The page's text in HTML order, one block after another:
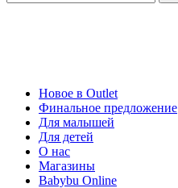
Новое в Outlet
Финальное предложение
Для малышей
Для детей
О нас
Магазины
Babybu Online